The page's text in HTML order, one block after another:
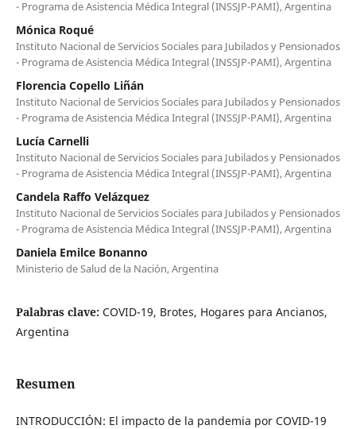
- Programa de Asistencia Médica Integral (INSSJP-PAMI), Argentina
Mónica Roqué
Instituto Nacional de Servicios Sociales para Jubilados y Pensionados
- Programa de Asistencia Médica Integral (INSSJP-PAMI), Argentina
Florencia Copello Liñán
Instituto Nacional de Servicios Sociales para Jubilados y Pensionados
- Programa de Asistencia Médica Integral (INSSJP-PAMI), Argentina
Lucía Carnelli
Instituto Nacional de Servicios Sociales para Jubilados y Pensionados
- Programa de Asistencia Médica Integral (INSSJP-PAMI), Argentina
Candela Raffo Velázquez
Instituto Nacional de Servicios Sociales para Jubilados y Pensionados
- Programa de Asistencia Médica Integral (INSSJP-PAMI), Argentina
Daniela Emilce Bonanno
Ministerio de Salud de la Nación, Argentina
Palabras clave: COVID-19, Brotes, Hogares para Ancianos,
Argentina
Resumen
INTRODUCCIÓN: El impacto de la pandemia por COVID-19